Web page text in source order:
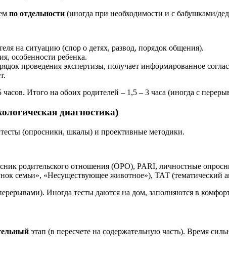
по отдельности (иногда при необходимости и с бабушками/
на ситуацию (спор о детях, развод, порядок общения).
особенности ребенка.
проведения экспертизы, получает информированное
Итого на обоих родителей – 1,5 – 3 часа (иногда с
диагностика)
(опросники, шкалы) и проективные методики.
родительского отношения (ОРО), PARI, личностные
семьи», «Несуществующее животное»), ТАТ (тематический
Иногда тесты даются на дом, заполняются в
этап (в пересчете на содержательную часть). Время